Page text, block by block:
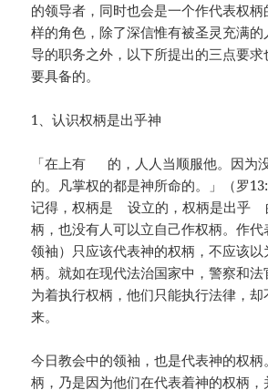
的领导者，同时也会是一个作代表权
样的角色，除了深信惟有被圣灵充满
导的职务之外，以下所提出的三点要
要具备的。
1、认识权柄是出乎神
「在上有 的，人人当顺服他。因
的。凡掌权的都是神所命的。」（罗
记得，权柄是 设立的，权柄是出乎
柄，也没有人可以立自己作权柄。作
领袖）只应该代表神的权柄，不应该
柄。就如在现代法治国家中，警察和
为着执行权柄，他们只能执行法律，
来。
今日教会中的领袖，也是代表神的权
柄，乃是因为他们在代表着神的权柄